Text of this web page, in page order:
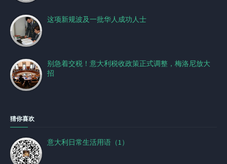
这项新规波及一批华人成功人士
别急着交税！意大利税收政策正式调整，梅洛尼放大
招
猜你喜欢
意大利日常生活用语（1）